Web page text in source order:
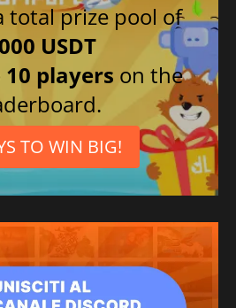
total prize pool of
USDT
players on the
TO WIN BIG!